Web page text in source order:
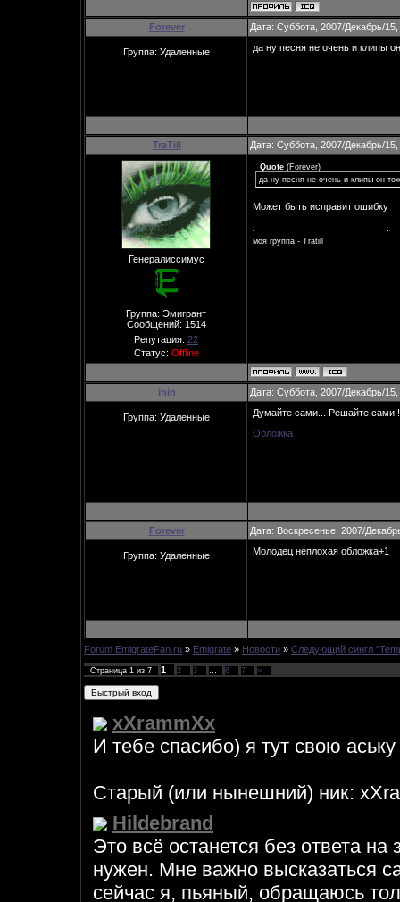
Forever Дата: Суббота, 2007/Декабрь/
Группа: Удаленные да ну песня не очень и клипы
TraTill Дата: Суббота, 2007/Декабрь/
Генералиссимус
Группа: Эмигрант
Сообщений: 1514
Репутация: 22
Статус: Offline
Quote (Forever)
да ну песня не очень и клипы он
Может быть исправит ошибку
моя группа - Tratill
ihin Дата: Суббота, 2007/Декабрь/
Группа: Удаленные
Думайте сами... Решайте сами
Обложка
Forever Дата: Воскресенье, 2007/
Группа: Удаленные Молодец неплохая обложка+1
Forum EmigrateFan.ru » Emigrate » Новости » Следующий сингл
Страница 1 из 7 1 2 3 … 6 7 »